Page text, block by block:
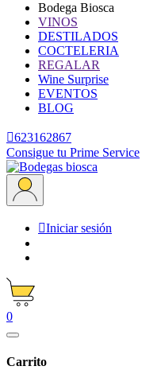
Bodega Biosca
VINOS
DESTILADOS
COCTELERIA
REGALAR
Wine Surprise
EVENTOS
BLOG
623162867
Consigue tu Prime Service
Iniciar sesión
0
Carrito